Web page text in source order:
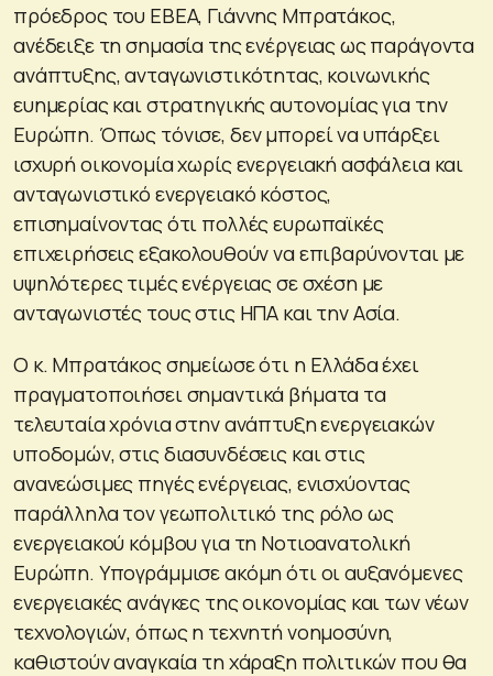
πρόεδρος του ΕΒΕΑ, Γιάννης Μπρατάκος,
ανέδειξε τη σημασία της ενέργειας ως παράγοντα
ανάπτυξης, ανταγωνιστικότητας, κοινωνικής
ευημερίας και στρατηγικής αυτονομίας για την
Ευρώπη. Όπως τόνισε, δεν μπορεί να υπάρξει
ισχυρή οικονομία χωρίς ενεργειακή ασφάλεια και
ανταγωνιστικό ενεργειακό κόστος,
επισημαίνοντας ότι πολλές ευρωπαϊκές
επιχειρήσεις εξακολουθούν να επιβαρύνονται με
υψηλότερες τιμές ενέργειας σε σχέση με
ανταγωνιστές τους στις ΗΠΑ και την Ασία.
Ο κ. Μπρατάκος σημείωσε ότι η Ελλάδα έχει
πραγματοποιήσει σημαντικά βήματα τα
τελευταία χρόνια στην ανάπτυξη ενεργειακών
υποδομών, στις διασυνδέσεις και στις
ανανεώσιμες πηγές ενέργειας, ενισχύοντας
παράλληλα τον γεωπολιτικό της ρόλο ως
ενεργειακού κόμβου για τη Νοτιοανατολική
Ευρώπη. Υπογράμμισε ακόμη ότι οι αυξανόμενες
ενεργειακές ανάγκες της οικονομίας και των νέων
τεχνολογιών, όπως η τεχνητή νοημοσύνη,
καθιστούν αναγκαία τη χάραξη πολιτικών που θα